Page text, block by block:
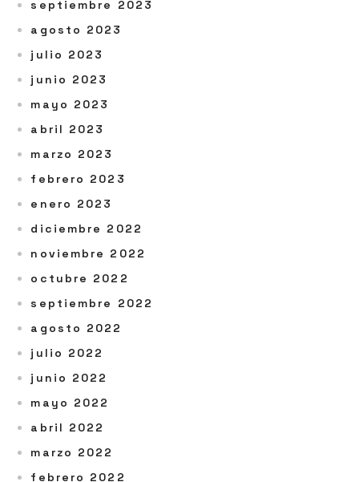
septiembre 2023
agosto 2023
julio 2023
junio 2023
mayo 2023
abril 2023
marzo 2023
febrero 2023
enero 2023
diciembre 2022
noviembre 2022
octubre 2022
septiembre 2022
agosto 2022
julio 2022
junio 2022
mayo 2022
abril 2022
marzo 2022
febrero 2022